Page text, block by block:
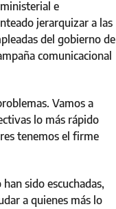
e
jerarquizar a las
del gobierno de
comunicacional
Vamos a
lo más rápido
tenemos el firme
sido escuchadas,
a quienes más lo